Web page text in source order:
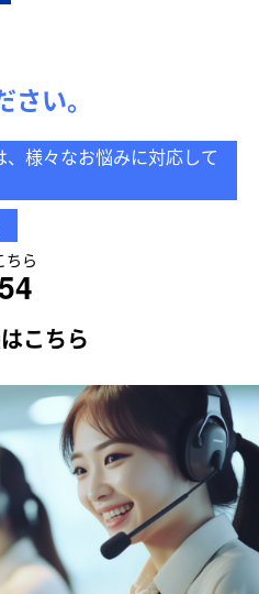
い。
様々なお悩みに対応して
ちら
こちら